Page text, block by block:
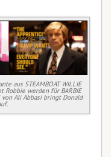
aus STEAMBOAT WILLIE
Robbie werden für BARBIE
von Ali Abbasi bringt Donald